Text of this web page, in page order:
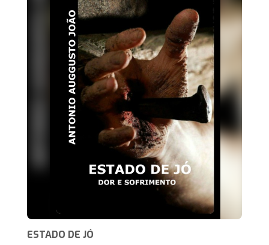
ESTADO DE JÓ